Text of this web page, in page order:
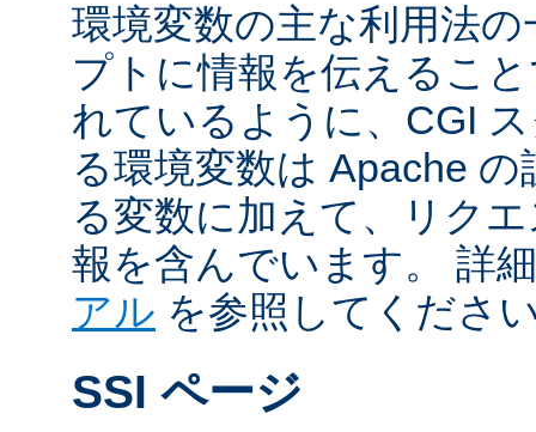
環境変数の主な利用法
プトに情報を伝えるこ
れているように、CGI
る環境変数は Apache
る変数に加えて、リク
報を含んでいます。 詳
アル を参照してくださ
SSI ページ